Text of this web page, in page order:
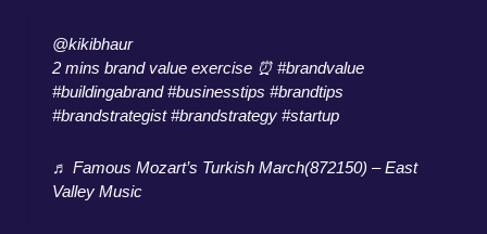
@kikibhaur
2 mins brand value exercise ⏰ #brandvalue
#buildingabrand #businesstips #brandtips
#brandstrategist #brandstrategy #startup
♬ Famous Mozart’s Turkish March(872150) – East
Valley Music